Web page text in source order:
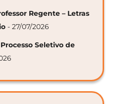
Regente – Letras
- 27/07/2026
Seletivo de